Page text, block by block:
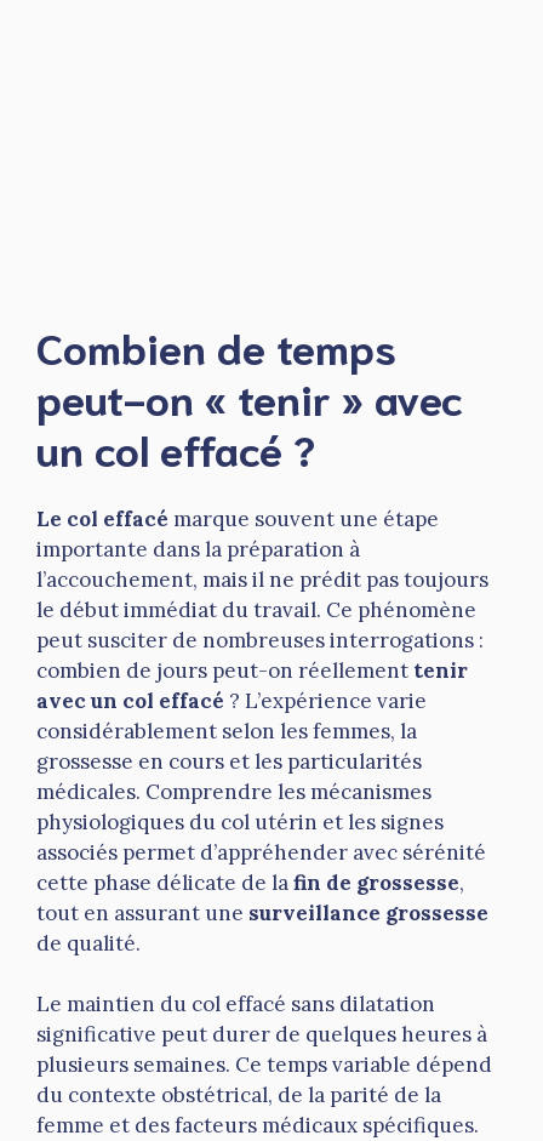
Combien de temps
peut-on « tenir » avec
un col effacé ?
Le col effacé marque souvent une étape
importante dans la préparation à
l’accouchement, mais il ne prédit pas toujours
le début immédiat du travail. Ce phénomène
peut susciter de nombreuses interrogations :
combien de jours peut-on réellement tenir
avec un col effacé ? L’expérience varie
considérablement selon les femmes, la
grossesse en cours et les particularités
médicales. Comprendre les mécanismes
physiologiques du col utérin et les signes
associés permet d’appréhender avec sérénité
cette phase délicate de lafin de grossesse,
tout en assurant une surveillance grossesse
de qualité.
Le maintien du col effacé sans dilatation
significative peut durer de quelques heures à
plusieurs semaines. Ce temps variable dépend
du contexte obstétrical, de la parité de la
femme et des facteurs médicaux spécifiques.